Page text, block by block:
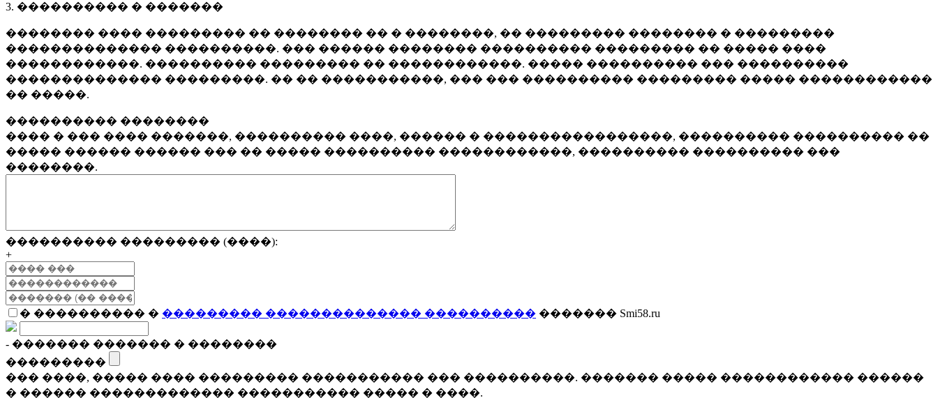
3. ���������� � �������
�������� ���� ��������� �� �������� �� � ��������, �� ��������� �������� � ���������
�������������� ����������. ��� ������ �������� ���������� ��������� �� ����� ����
������������. ���������� ��������� �� ������������. ����� ���������� ��� ����������
�������������� ���������. �� �� �����������, ��� ��� ���������� ��������� ����� ������������
�� �����.
���������� ��������
���� � ��� ���� �������, ���������� ����, ������ � �����������������, ���������� ���������� ��
����� ������ ������ ��� �� ����� ���������� ������������, ���������� ���������� ���
��������.
���������� ��������� (����):
+
� ���������� � ��������� �������������� ���������� ������� Smi58.ru
- ������� ������� � ��������
���������
��� ����, ����� ���� ��������� ����������� ��� ����������. ������� ����� ������������ ������
� ������ ������������� ����������� ����� � ����.